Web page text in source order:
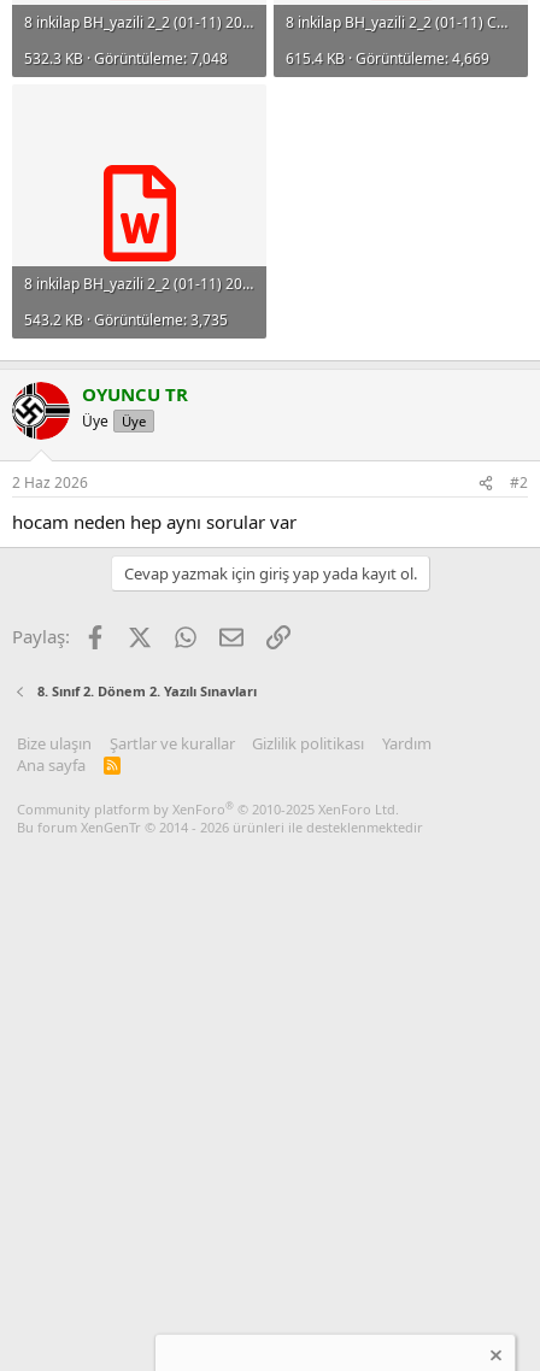
8 inkilap BH_yazili 2_2 (01-11) 2026.pdf
532.3 KB · Görüntüleme: 7,048
8 inkilap BH_yazili 2_2 (01-11) CA 2026.pdf
615.4 KB · Görüntüleme: 4,669
8 inkilap BH_yazili 2_2 (01-11) 2026.docx
543.2 KB · Görüntüleme: 3,735
OYUNCU TR
Üye Üye
2 Haz 2026 #2
hocam neden hep aynı sorular var
Cevap yazmak için giriş yap yada kayıt ol.
Paylaş: Facebook WhatsApp
E-postaLink
8. Sınıf 2. Dönem 2. Yazılı Sınavları
Bize ulaşın Şartlar ve kurallar Gizlilik politikası
Yardım
Ana sayfa
R
Community platform by XenForo® © 2010-2025 XenForo Ltd.
Bu forum XenGenTr © 2014 - 2026 ürünleri ile desteklenmektedir